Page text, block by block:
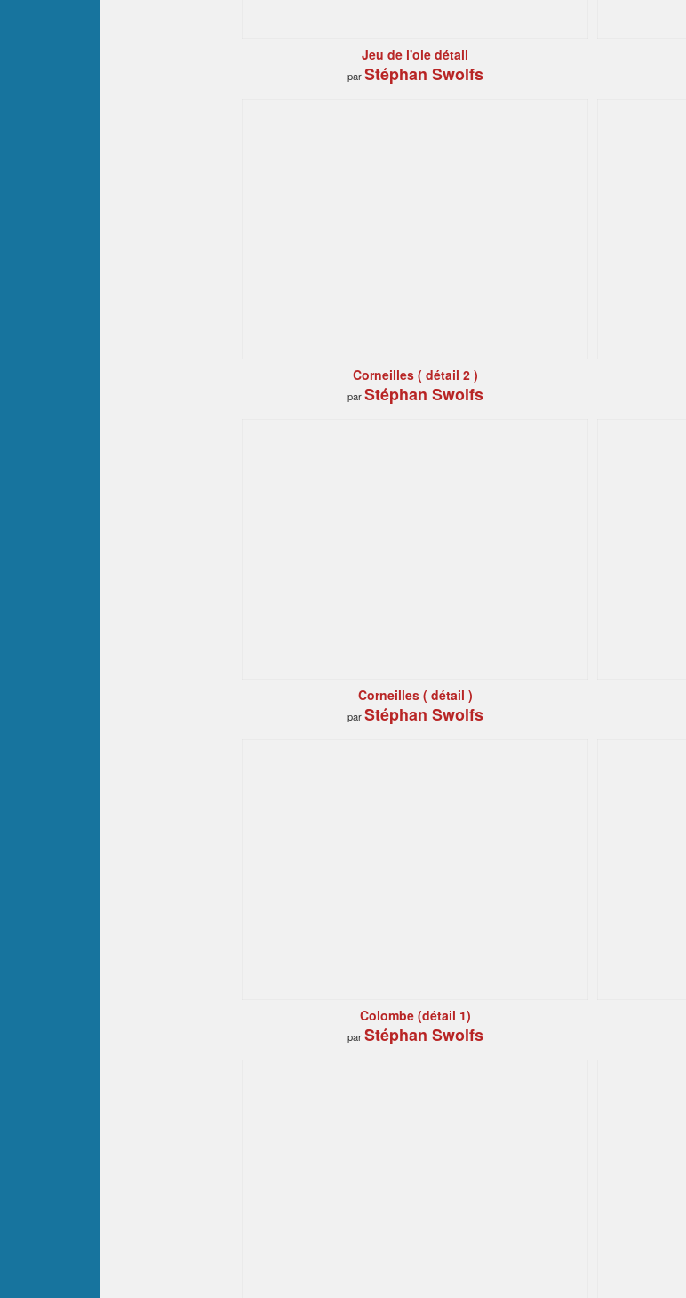
Jeu de l'oie détail
parStéphan Swolfs
Corneilles ( détail 2 )
parStéphan Swolfs
Corneilles ( détail )
parStéphan Swolfs
Colombe (détail 1)
parStéphan Swolfs